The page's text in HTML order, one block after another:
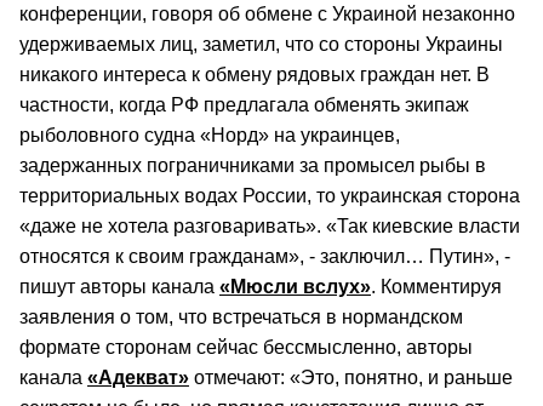
конференции, говоря об обмене с Украиной незаконно
удерживаемых лиц, заметил, что со стороны Украины
никакого интереса к обмену рядовых граждан нет. В
частности, когда РФ предлагала обменять экипаж
рыболовного судна «Норд» на украинцев,
задержанных пограничниками за промысел рыбы в
территориальных водах России, то украинская сторона
«даже не хотела разговаривать». «Так киевские власти
относятся к своим гражданам», - заключил… Путин», -
пишут авторы канала «Мюсли вслух». Комментируя
заявления о том, что встречаться в нормандском
формате сторонам сейчас бессмысленно, авторы
канала «Адекват» отмечают: «Это, понятно, и раньше